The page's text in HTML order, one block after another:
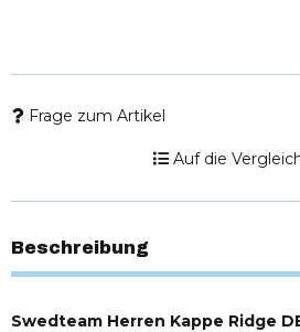
Frage zum Artikel
Auf die
Beschreibung
Swedteam Herren Kappe Ridge